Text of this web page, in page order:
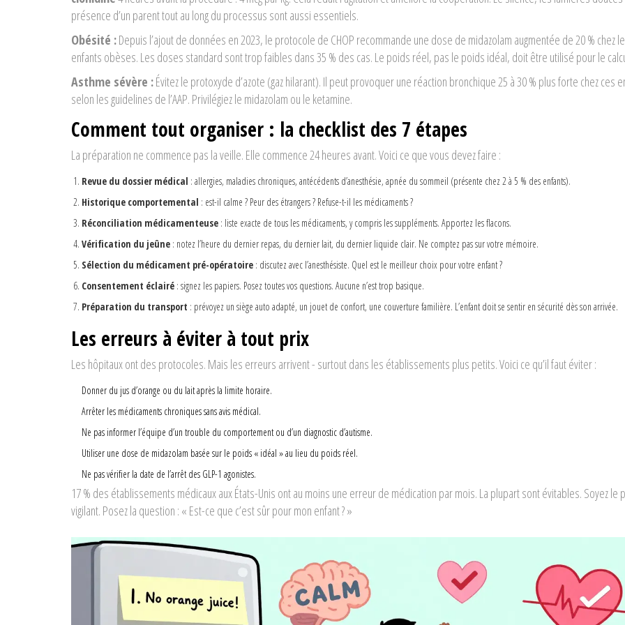
présence d’un parent tout au long du processus sont aussi essentiels.
Obésité :Depuis l’ajout de données en 2023, le protocole de CHOP recommande une dose de midazolam augmentée de 20 % chez
enfants obèses. Les doses standard sont trop faibles dans 35 % des cas. Le poids réel, pas le poids idéal, doit être utilisé pour le
Asthme sévère :Évitez le protoxyde d’azote (gaz hilarant). Il peut provoquer une réaction bronchique 25 à 30 % plus forte chez ces
selon les guidelines de l’AAP. Privilégiez le midazolam ou le ketamine.
Comment tout organiser : la checklist des 7 étapes
La préparation ne commence pas la veille. Elle commence 24 heures avant. Voici ce que vous devez faire :
Revue du dossier médical : allergies, maladies chroniques, antécédents d’anesthésie, apnée du sommeil (présente chez 2 à 5 % des enfants).
Historique comportemental : est-il calme ? Peur des étrangers ? Refuse-t-il les médicaments ?
Réconciliation médicamenteuse : liste exacte de tous les médicaments, y compris les suppléments. Apportez les flacons.
Vérification du jeûne : notez l’heure du dernier repas, du dernier lait, du dernier liquide clair. Ne comptez pas sur votre mémoire.
Sélection du médicament pré-opératoire : discutez avec l’anesthésiste. Quel est le meilleur choix pour votre enfant ?
Consentement éclairé : signez les papiers. Posez toutes vos questions. Aucune n’est trop basique.
Préparation du transport : prévoyez un siège auto adapté, un jouet de confort, une couverture familière. L’enfant doit se sentir en sécurité dès son arrivée.
Les erreurs à éviter à tout prix
Les hôpitaux ont des protocoles. Mais les erreurs arrivent - surtout dans les établissements plus petits. Voici ce qu’il faut éviter :
Donner du jus d’orange ou du lait après la limite horaire.
Arrêter les médicaments chroniques sans avis médical.
Ne pas informer l’équipe d’un trouble du comportement ou d’un diagnostic d’autisme.
Utiliser une dose de midazolam basée sur le poids « idéal » au lieu du poids réel.
Ne pas vérifier la date de l’arrêt des GLP-1 agonistes.
17 % des établissements médicaux aux États-Unis ont au moins une erreur de médication par mois. La plupart sont évitables. Soyez le
vigilant. Posez la question : « Est-ce que c’est sûr pour mon enfant ? »